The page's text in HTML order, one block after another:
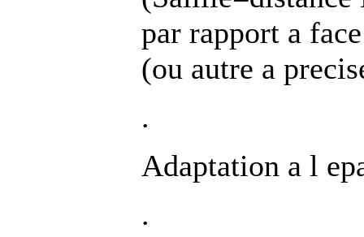
par rapport a
(ou autre a
.
Adaptation a l
.